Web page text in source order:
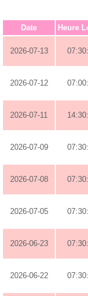
Date Heure
2026-07-13
2026-07-12
2026-07-11
2026-07-09
2026-07-08
2026-07-05
2026-06-23
2026-06-22